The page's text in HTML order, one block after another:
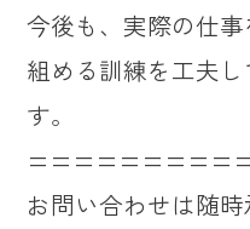
今後も、実際の仕
組める訓練を工夫
す。
お問い合わせは随時